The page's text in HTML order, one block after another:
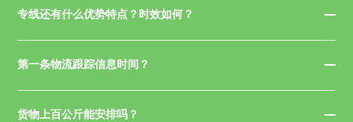
专线还有什么优势特点？时效如何？
第一条物流跟踪信息时间？
货物上百公斤能安排吗？